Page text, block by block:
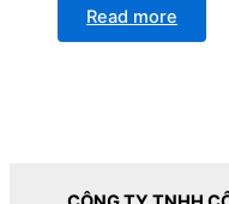
Read more